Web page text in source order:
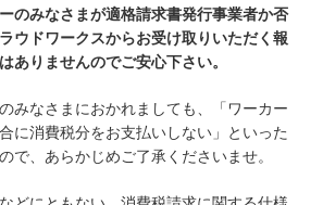
のみなさまが適格請求書発行事業者か否
ウドワークスからお受け取りいただく報
ありませんのでご安心下さい。
みなさまにおかれましても、「ワーカー
に消費税分をお支払いしない」といった
で、あらかじめご了承くださいませ。